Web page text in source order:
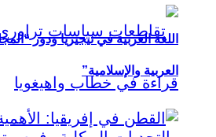
اللغة العربية في نيجيريا ودور
العربية والإسلامية”